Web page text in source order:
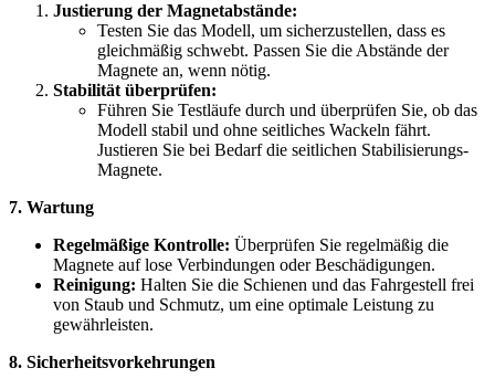
Justierung der Magnetabstände:
Testen Sie das Modell, um sicherzustellen, dass es
gleichmäßig schwebt. Passen Sie die Abstände der
Magnete an, wenn nötig.
Stabilität überprüfen:
Führen Sie Testläufe durch und überprüfen Sie, ob das
Modell stabil und ohne seitliches Wackeln fährt.
Justieren Sie bei Bedarf die seitlichen Stabilisierungs-
Magnete.
7. Wartung
Regelmäßige Kontrolle: Überprüfen Sie regelmäßig die
Magnete auf lose Verbindungen oder Beschädigungen.
Reinigung: Halten Sie die Schienen und das Fahrgestell frei
von Staub und Schmutz, um eine optimale Leistung zu
gewährleisten.
8. Sicherheitsvorkehrungen